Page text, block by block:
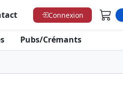
Connexion
Pubs/Crémants